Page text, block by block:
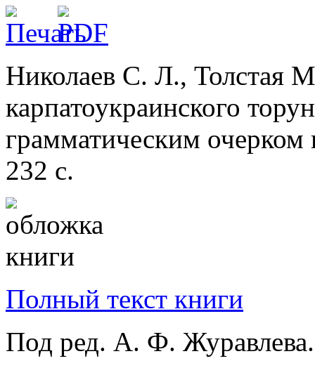
Николаев С. Л., Толстая
карпатоукраинского
грамматическим
232 с.
Полный текст книги
Под ред. А. Ф. Журавлева.